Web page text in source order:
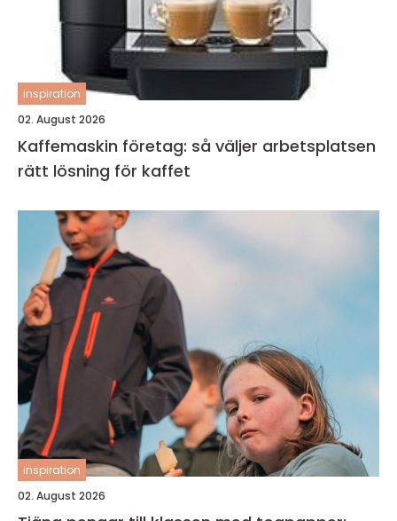
inspiration
02. August 2026
Kaffemaskin företag: så väljer arbetsplatsen
rätt lösning för kaffet
inspiration
02. August 2026